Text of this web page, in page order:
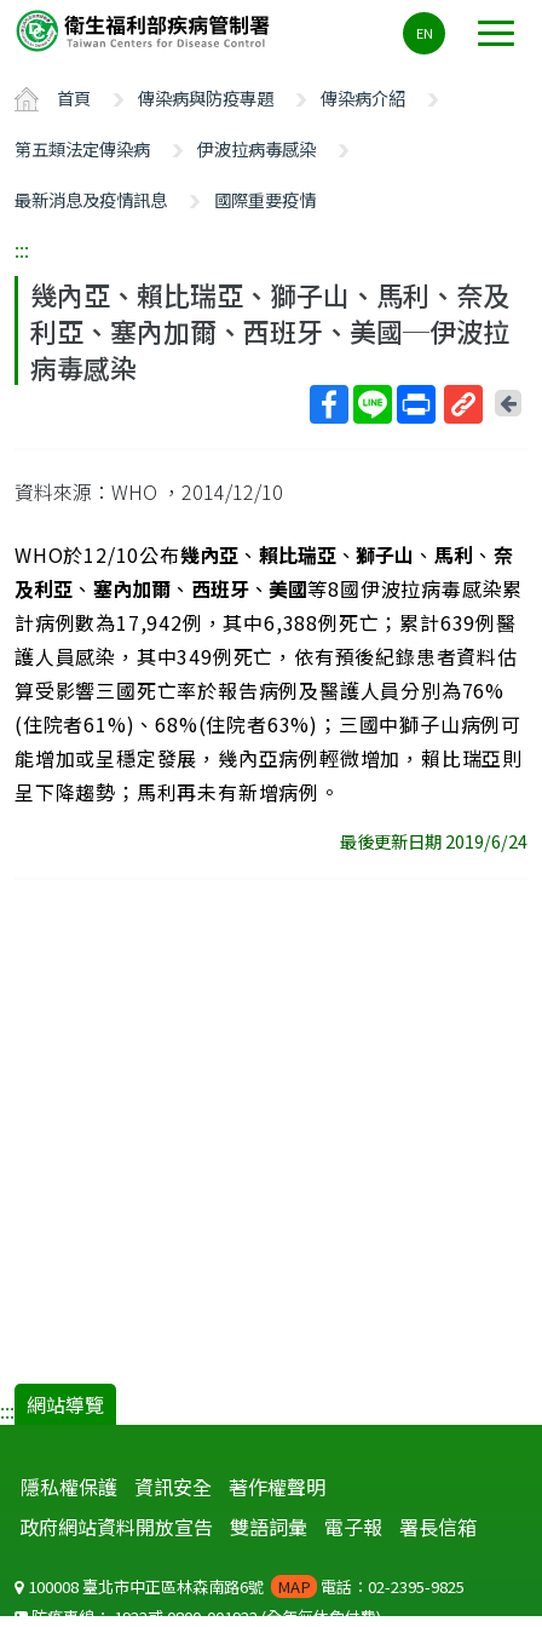
要
容
ALT+C
EN
首頁 傳染病與防疫專題
傳染病介紹
第五類法定傳染病
伊波拉病毒感染
最新消息及疫情訊息
國際重要疫情
:::
幾內亞、賴比瑞亞、獅子山、馬利、奈及
利亞、塞內加爾、西班牙、美國─伊波拉
病毒感染
址
回
資料來源：WHO ，2014/12/10
WHO於12/10公布幾內亞、 賴比瑞亞、獅子山 、馬利 、奈
及利亞 、 塞內加爾、 西班牙、美國等8國伊波拉病毒感染累
計病例數為17,942例，其中6,388例死亡；累計639例醫
護人員感染，其中349例死亡，依有預後紀錄患者資料估
算受影響三國死亡率於報告病例及醫護人員分別為76%
(住院者61%)、68%(住院者63%)；三國中獅子山病例可
能增加或呈穩定發展，幾內亞病例輕微增加，賴比瑞亞則
呈下降趨勢；馬利再未有新增病例。
最後更新日期 2019/6/24
::: 網站導覽
隱私權保護 資訊安全 著作權聲明
政府網站資料開放宣告
雙語詞彙 電子報 署長信箱
100008 臺北市中正區林森南路6號 MAP 電話：02-2395-9825
防疫專線：1922或0800-001922(全年無休免付費)